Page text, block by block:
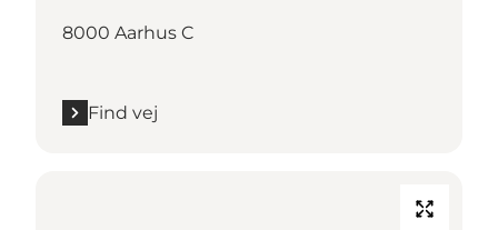
8000 Aarhus C
Find vej